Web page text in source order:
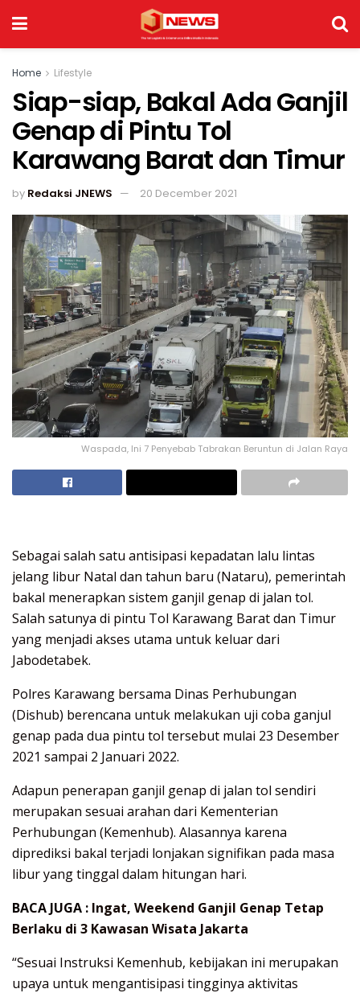
Home Lifestyle
Siap-siap, Bakal Ada Ganjil
Genap di Pintu Tol
Karawang Barat dan Timur
by Redaksi JNEWS 20 December 2021
Waspada, Ini 7 Penyebab Tabrakan Beruntun di Jalan Raya
Sebagai salah satu antisipasi kepadatan lalu lintas
jelang libur Natal dan tahun baru (Nataru), pemerintah
bakal menerapkan sistem ganjil genap di jalan tol.
Salah satunya di pintu Tol Karawang Barat dan Timur
yang menjadi akses utama untuk keluar dari
Jabodetabek.
Polres Karawang bersama Dinas Perhubungan
(Dishub) berencana untuk melakukan uji coba ganjul
genap pada dua pintu tol tersebut mulai 23 Desember
2021 sampai 2 Januari 2022.
Adapun penerapan ganjil genap di jalan tol sendiri
merupakan sesuai arahan dari Kementerian
Perhubungan (Kemenhub). Alasannya karena
diprediksi bakal terjadi lonjakan signifikan pada masa
libur yang tinggal dalam hitungan hari.
BACA JUGA : Ingat, Weekend Ganjil Genap Tetap
Berlaku di 3 Kawasan Wisata Jakarta
“Sesuai Instruksi Kemenhub, kebijakan ini merupakan
upaya untuk mengantisipasi tingginya aktivitas